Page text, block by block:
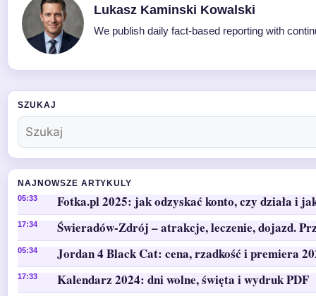
Lukasz Kaminski Kowalski
We publish daily fact-based reporting with
SZUKAJ
NAJNOWSZE ARTYKULY
05:33 Fotka.pl 2025: jak odzyskać konto, czy działa i
17:34 Świeradów-Zdrój – atrakcje, leczenie, dojazd.
05:34 Jordan 4 Black Cat: cena, rzadkość i premiera
17:33 Kalendarz 2024: dni wolne, święta i wydruk PDF